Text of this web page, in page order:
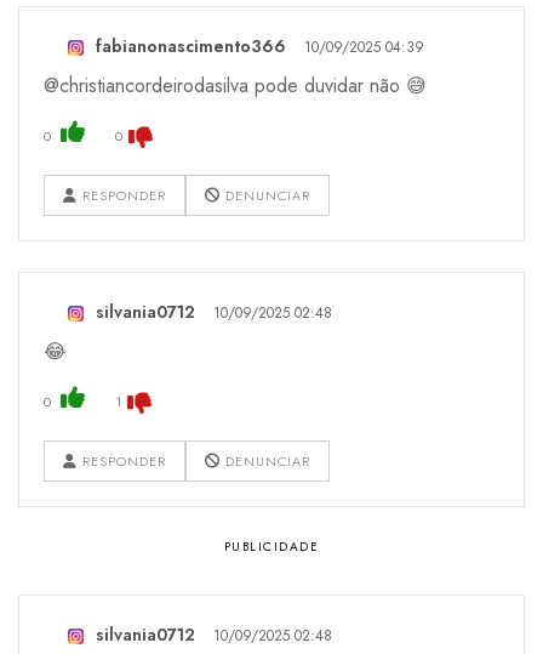
fabianonascimento366 10/09/2025 04:39
@christiancordeirodasilva pode duvidar não 😅
0 0
RESPONDER DENUNCIAR
silvania0712 10/09/2025 02:48
😂
0 1
RESPONDER DENUNCIAR
silvania0712 10/09/2025 02:48